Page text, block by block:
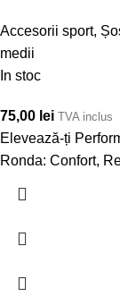
Accesorii sport,
medii
In stoc
75,00 lei TVA inclus
Elevează-ți
Ronda: Confort,